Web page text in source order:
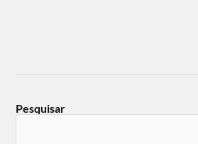
Pesquisar